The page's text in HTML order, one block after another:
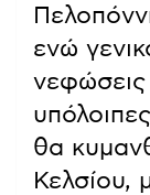
ενώ
νεφώσεις
θα
Κελσίου,